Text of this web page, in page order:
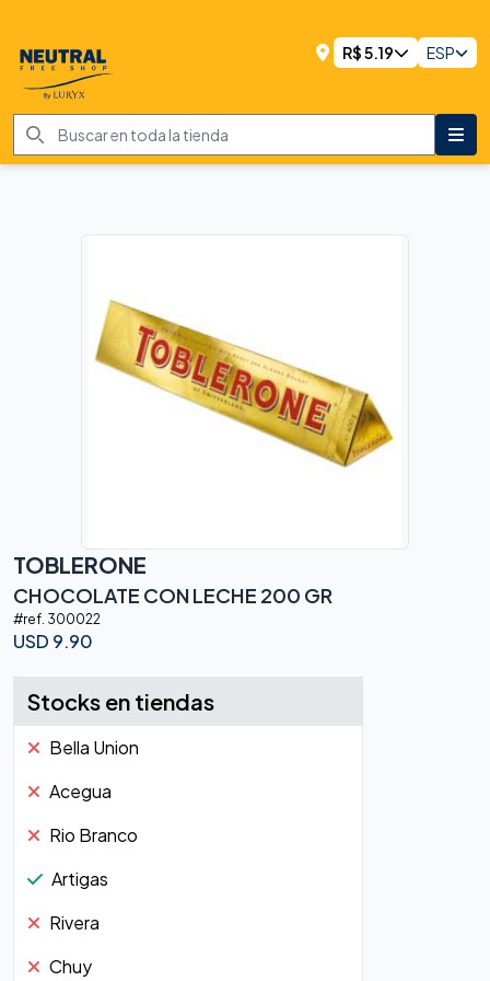
R$5.19 ESP
TOBLERONE
CHOCOLATE CON LECHE 200 GR
#ref. 300022
USD 9.90
Stocks en tiendas
Bella Union
Acegua
Rio Branco
Artigas
Rivera
Chuy